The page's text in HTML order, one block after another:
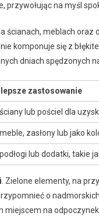
przywołując na myśl
ścianach, meblach oraz
komponuje się z
dniach spędzonych
zastosowanie
lub pościel dla
zasłony lub jako
lub dodatki, takie
. Zielone elementy, na
o
miejscem na odpoczynek.